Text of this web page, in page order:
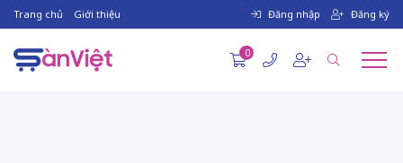
Trang chủ Giới thiệu Đăng nhập Đăng ký
0